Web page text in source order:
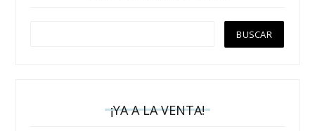
¡YA A LA VENTA!